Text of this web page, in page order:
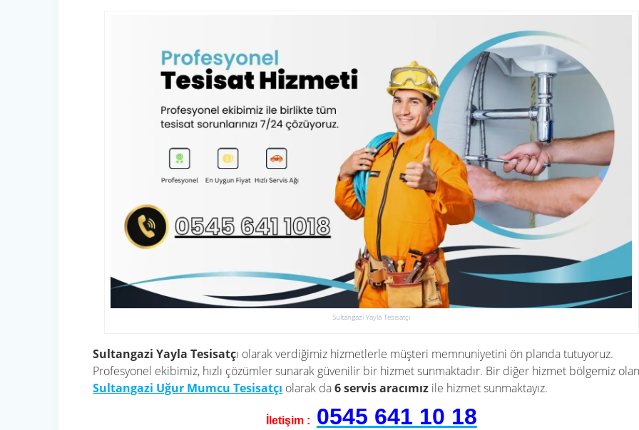
Sultangazi Yayla Tesisatçı
Sultangazi Yayla Tesisatçı olarak verdiğimiz hizmetlerle müşteri memnuniyetini ön planda tutuyoruz.
Profesyonel ekibimiz, hızlı çözümler sunarak güvenilir bir hizmet sunmaktadır. Bir diğer hizmet bölgemiz
Sultangazi Uğur Mumcu Tesisatçı olarak da6 servis aracımız ile hizmet sunmaktayız.
İletişim : 0545 641 10 18